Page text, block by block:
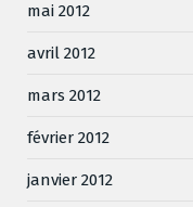
mai 2012
avril 2012
mars 2012
février 2012
janvier 2012